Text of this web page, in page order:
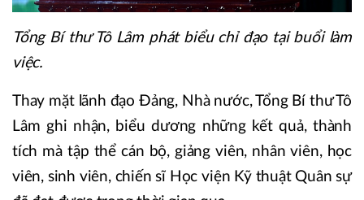
Tổng Bí thư Tô Lâm phát biểu chỉ đạo tại buổi làm
việc.
Thay mặt lãnh đạo Đảng, Nhà nước, Tổng Bí thư Tô
Lâm ghi nhận, biểu dương những kết quả, thành
tích mà tập thể cán bộ, giảng viên, nhân viên, học
viên, sinh viên, chiến sĩ Học viện Kỹ thuật Quân sự